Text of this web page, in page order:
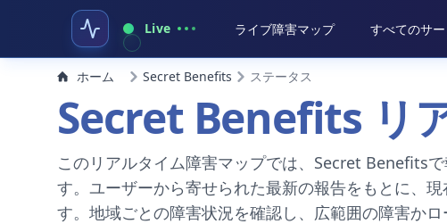
Live ライブ障害マップ すべてのサ
ホーム Secret Benefits ステータス
Secret Benefits リ
このリアルタイム障害マップでは、Secret Benefits
す。ユーザーから寄せられた最新の報告をもとに、
す。地域ごとの障害状況を確認し、広範囲の障害か